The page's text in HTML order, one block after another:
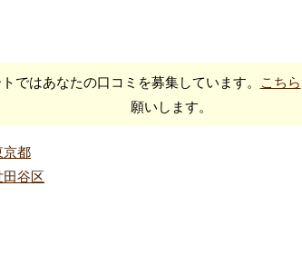
ではあなたの口コミを募集しています。 こちら
願いします。
京都
田谷区